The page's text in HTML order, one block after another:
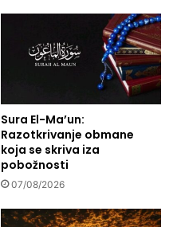
Sura El-Ma’un:
Razotkrivanje obmane
koja se skriva iza
pobožnosti
07/08/2026